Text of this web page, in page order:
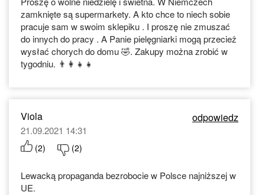
zamknięte są supermarkety. A kto chce to niech sobie
pracuje sam w swoim sklepiku . I proszę nie zmuszać
do innych do pracy . A Panie pielęgniarki mogą przecież
wysłać chorych do domu 🤣. Zakupy można zrobić w
tygodniu. 👨‍👩‍👧‍👧
Viola odpowiedz
21.09.2021 14:31
(2) (2)
Lewacką propaganda bezrobocie w Polsce najniższej w
UE.